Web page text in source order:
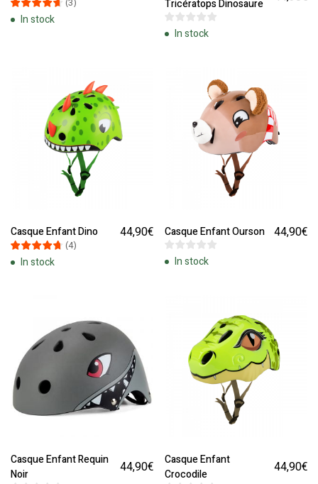
In stock
Tricératops Dinosaure
In stock
Casque Enfant Dino 44,90€
(4)
In stock
Casque Enfant Ourson 44,90€
In stock
Casque Enfant Requin
Noir
44,90€
Casque Enfant
Crocodile
44,90€